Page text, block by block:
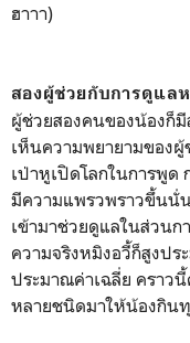
ฮาาา)
สองผู้ช่วยกับการดูแล
ผู้ช่วยสองคนของน้องก็มี
เห็นความพยายามของ
เป่าหูเปิดโลกในการพูด
มีความแพรวพราวขึ้นนั่
เข้ามาช่วยดูแลในส่วนก
ความจริงหมิงอวี้ก็สูงป
ประมาณค่าเฉลี่ย คราว
หลายชนิดมาให้น้องกิน